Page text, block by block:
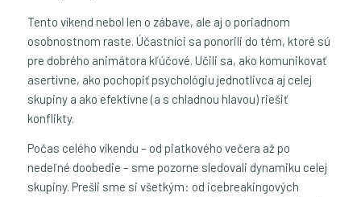
Tento víkend nebol len o zábave, ale aj o poriadnom
osobnostnom raste. Účastníci sa ponorili do tém, ktoré sú
pre dobrého animátora kľúčové. Učili sa, ako komunikovať
asertívne, ako pochopiť psychológiu jednotlivca aj celej
skupiny a ako efektívne (a s chladnou hlavou) riešiť
konflikty.
Počas celého víkendu – od piatkového večera až po
nedeľné doobedie – sme pozorne sledovali dynamiku celej
skupiny. Prešli sme si všetkým: od icebreakingových